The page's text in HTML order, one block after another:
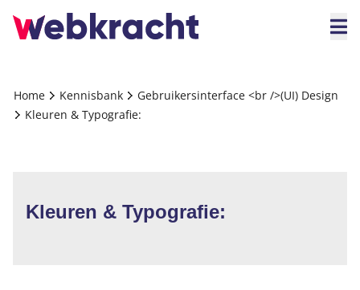
Home Kennisbank
Gebruikersinterface <br />(UI) Design
Kleuren & Typografie:
Kleuren & Typografie: